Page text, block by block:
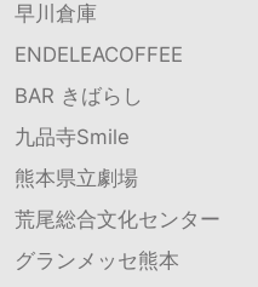
早川倉庫
ENDELEACOFFEE
BAR きばらし
九品寺Smile
熊本県立劇場
荒尾総合文化センター
グランメッセ熊本